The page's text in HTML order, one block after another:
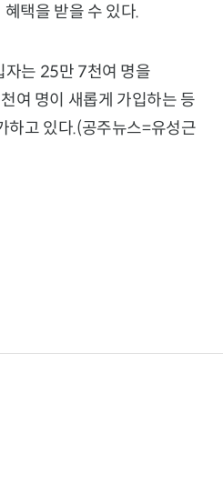
택을 받을 수 있다.
자는 25만 7천여 명을
여 명이 새롭게 가입하는 등
하고 있다.(공주뉴스=유성근